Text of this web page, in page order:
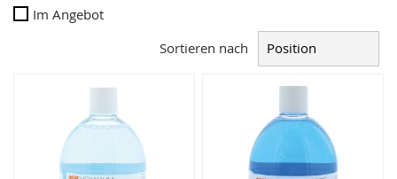
Im Angebot
Sortieren nach